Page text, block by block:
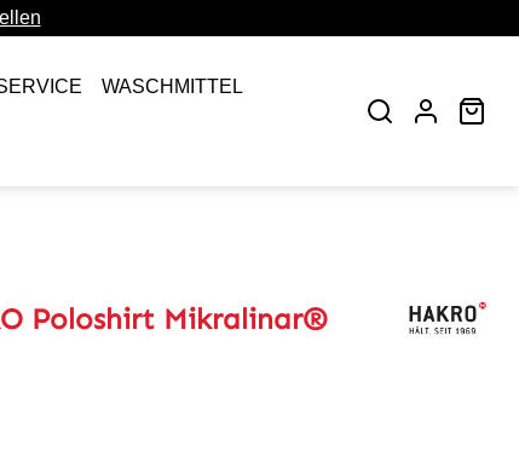
WASCHMITTEL
Poloshirt Mikralinar®